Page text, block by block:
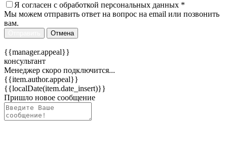
Я согласен c обработкой персональных данных *
Мы можем отправить ответ на вопрос на email или позвонить
вам.
Отмена
{{manager.appeal}}
консультант
Менеджер скоро подключится...
{{item.author.appeal}}
{{localDate(item.date_insert)}}
Пришло новое сообщение